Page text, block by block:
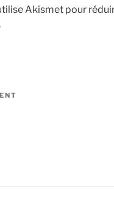
Akismet pour